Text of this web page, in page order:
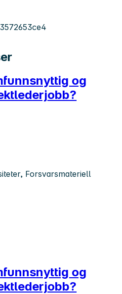
og
Forsvarsmateriell
og